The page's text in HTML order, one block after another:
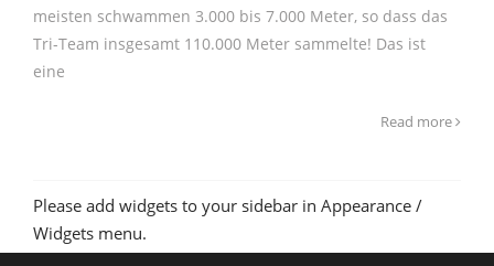
meisten schwammen 3.000 bis 7.000 Meter, so dass das
Tri-Team insgesamt 110.000 Meter sammelte! Das ist
eine
Read more
Please add widgets to your sidebar in Appearance /
Widgets menu.